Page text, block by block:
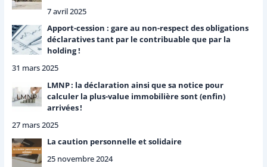
7 avril 2025
Apport-cession : gare au non-respect des obligations
déclaratives tant par le contribuable que par la
holding !
31 mars 2025
LMNP : la déclaration ainsi que sa notice pour
calculer la plus-value immobilière sont (enfin)
arrivées !
27 mars 2025
La caution personnelle et solidaire
25 novembre 2024